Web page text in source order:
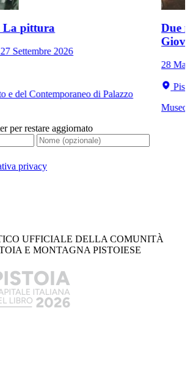
pittura
Settembre 2026
e del Contemporaneo di Palazzo
Due
28
Museo
per restare aggiornato
privacy
UFFICIALE DELLA COMUNITÀ
E MONTAGNA PISTOIESE